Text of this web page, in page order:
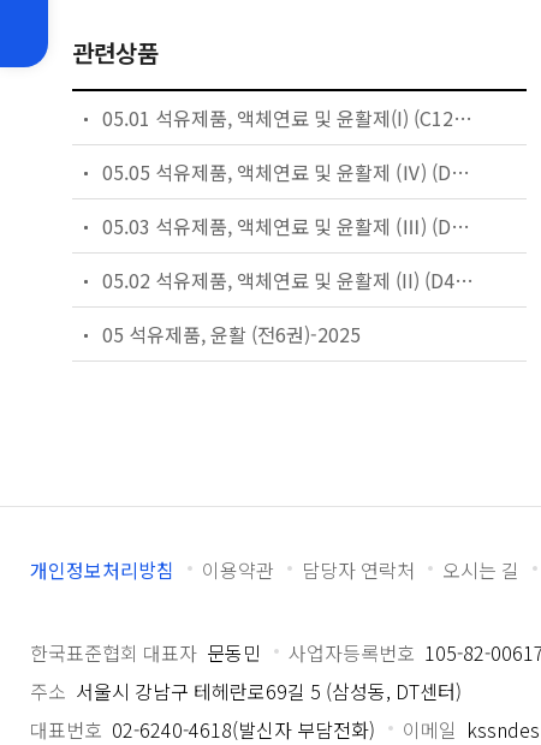
관련상품
05.01 석유제품, 액체연료 및 윤활제(I) (C1234 ~ D4176)-2025
05.05 석유제품, 액체연료 및 윤활제 (Ⅳ) (D8144 ~ 끝), 연소특성, 제조탄소와 흑연제품-2025
05.03 석유제품, 액체연료 및 윤활제 (Ⅲ) (D6469 ~ D7398)-2025
05.02 석유제품, 액체연료 및 윤활제 (II) (D4177 ~ D6468)-2025
05 석유제품, 윤활 (전6권)-2025
개인정보처리방침 이용약관 담당자 연락처 오시는 길
한국표준협회 대표자 문동민 사업자등록번호 105-82-
주소 서울시 강남구 테헤란로69길 5 (삼성동, DT센터)
대표번호 02-6240-4618(발신자 부담전화) 이메일